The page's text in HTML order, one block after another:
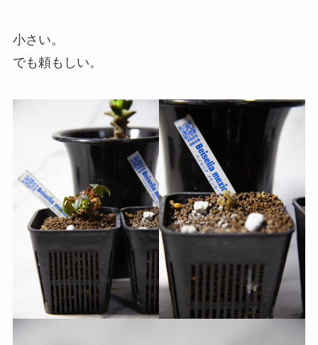
小さい。
でも頼もしい。